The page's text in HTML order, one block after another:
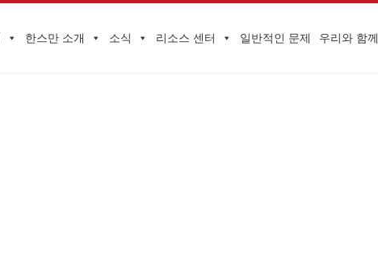
한스만 소개 소식 리소스 센터 일반적인 문제 우리와 함께